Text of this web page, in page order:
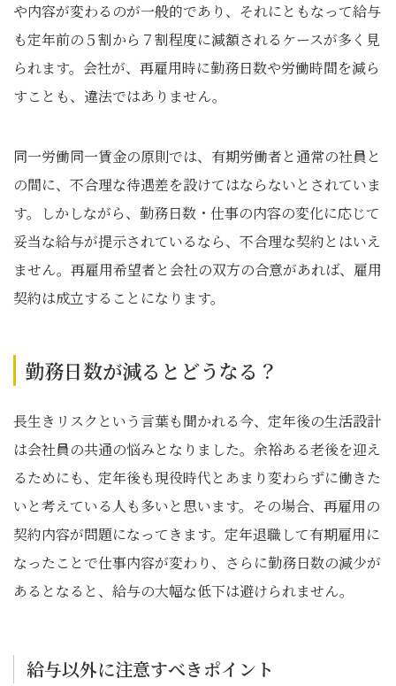
や内容が変わるのが一般的であり、それにともなって給与
も定年前の５割から７割程度に減額されるケースが多く見
られます。会社が、再雇用時に勤務日数や労働時間を減ら
すことも、違法ではありません。
同一労働同一賃金の原則では、有期労働者と通常の社員と
の間に、不合理な待遇差を設けてはならないとされていま
す。しかしながら、勤務日数・仕事の内容の変化に応じて
妥当な給与が提示されているなら、不合理な契約とはいえ
ません。再雇用希望者と会社の双方の合意があれば、雇用
契約は成立することになります。
勤務日数が減るとどうなる？
長生きリスクという言葉も聞かれる今、定年後の生活設計
は会社員の共通の悩みとなりました。余裕ある老後を迎え
るためにも、定年後も現役時代とあまり変わらずに働きた
いと考えている人も多いと思います。その場合、再雇用の
契約内容が問題になってきます。定年退職して有期雇用に
なったことで仕事内容が変わり、さらに勤務日数の減少が
あるとなると、給与の大幅な低下は避けられません。
給与以外に注意すべきポイント